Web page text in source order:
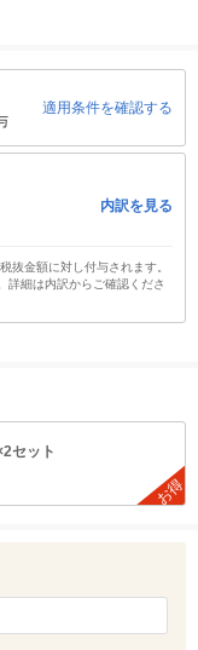
適用条件を確認する
内訳を見る
抜金額に対し付与されます。
詳細は内訳からご確認くださ
セット
お得